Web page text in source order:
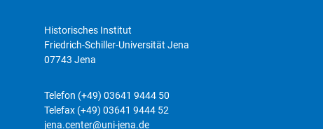
Historisches Institut
Friedrich-Schiller-Universität Jena
07743 Jena
Telefon (+49) 03641 9444 50
Telefax (+49) 03641 9444 52
jena.center@uni-jena.de